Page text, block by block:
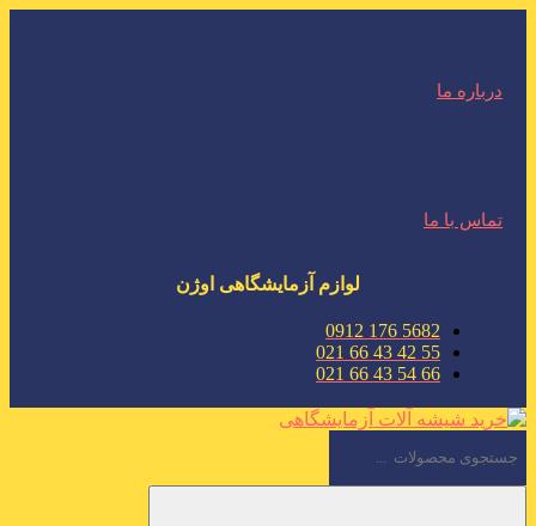
درباره ما
تماس با ما
لوازم آزمایشگاهی اوژن
5682 176 0912
55 42 43 66 021
66 54 43 66 021